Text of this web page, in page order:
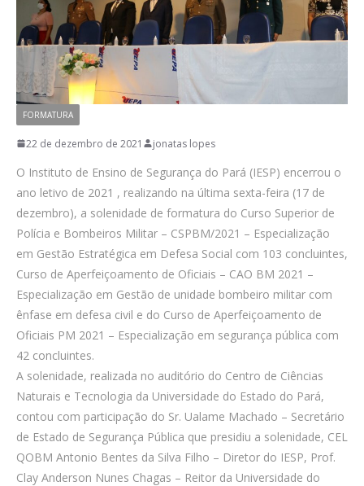
FORMATURA
22 de dezembro de 2021 jonatas lopes
O Instituto de Ensino de Segurança do Pará (IESP) encerrou o
ano letivo de 2021 , realizando na última sexta-feira (17 de
dezembro), a solenidade de formatura do Curso Superior de
Polícia e Bombeiros Militar – CSPBM/2021 – Especialização
em Gestão Estratégica em Defesa Social com 103 concluintes,
Curso de Aperfeiçoamento de Oficiais – CAO BM 2021 –
Especialização em Gestão de unidade bombeiro militar com
ênfase em defesa civil e do Curso de Aperfeiçoamento de
Oficiais PM 2021 – Especialização em segurança pública com
42 concluintes.
A solenidade, realizada no auditório do Centro de Ciências
Naturais e Tecnologia da Universidade do Estado do Pará,
contou com participação do Sr. Ualame Machado – Secretário
de Estado de Segurança Pública que presidiu a solenidade, CEL
QOBM Antonio Bentes da Silva Filho – Diretor do IESP, Prof.
Clay Anderson Nunes Chagas – Reitor da Universidade do